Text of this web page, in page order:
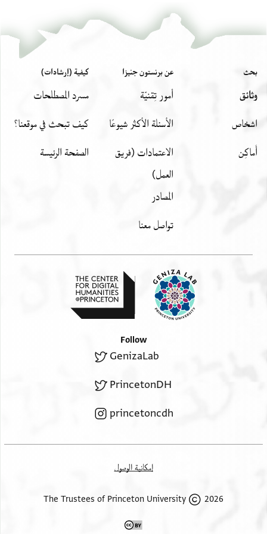
بحث
وثائق
اشخاص
أَماكِن
عن برنستون جنيزا
أمور تِقنيّة
الأسئلة الأكثر شيوعًا
الاعتمادات (فريق
العمل)
المصادر
تواصل معنا
كيفية (إرشادات)
مسرد المصطلحات
كيف تبحث في موقعنا؟
الصفحة الرئيسة
Follow
GenizaLab
PrincetonDH
princetoncdh
إمكانية الوصول
2026 The Trustees of Princeton University